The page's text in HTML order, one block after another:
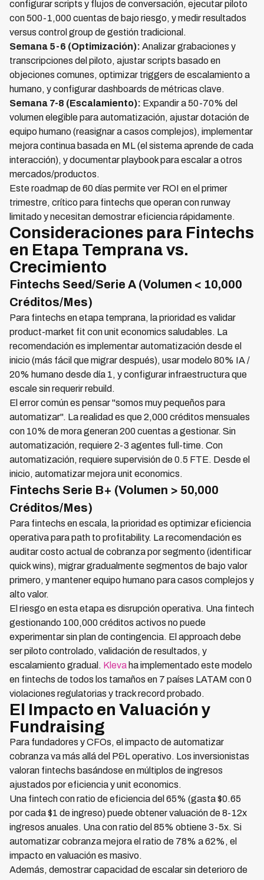
configurar scripts y flujos de conversación, ejecutar piloto
con 500-1,000 cuentas de bajo riesgo, y medir resultados
versus control group de gestión tradicional.
Semana 5-6 (Optimización): Analizar grabaciones y
transcripciones del piloto, ajustar scripts basado en
objeciones comunes, optimizar triggers de escalamiento a
humano, y configurar dashboards de métricas clave.
Semana 7-8 (Escalamiento): Expandir a 50-70% del
volumen elegible para automatización, ajustar dotación de
equipo humano (reasignar a casos complejos), implementar
mejora continua basada en ML (el sistema aprende de cada
interacción), y documentar playbook para escalar a otros
mercados/productos.
Este roadmap de 60 días permite ver ROI en el primer
trimestre, crítico para fintechs que operan con runway
limitado y necesitan demostrar eficiencia rápidamente.
Consideraciones para Fintechs
en Etapa Temprana vs.
Crecimiento
Fintechs Seed/Serie A (Volumen < 10,000
Créditos/Mes)
Para fintechs en etapa temprana, la prioridad es validar
product-market fit con unit economics saludables. La
recomendación es implementar automatización desde el
inicio (más fácil que migrar después), usar modelo 80% IA /
20% humano desde día 1, y configurar infraestructura que
escale sin requerir rebuild.
El error común es pensar "somos muy pequeños para
automatizar". La realidad es que 2,000 créditos mensuales
con 10% de mora generan 200 cuentas a gestionar. Sin
automatización, requiere 2-3 agentes full-time. Con
automatización, requiere supervisión de 0.5 FTE. Desde el
inicio, automatizar mejora unit economics.
Fintechs Serie B+ (Volumen > 50,000
Créditos/Mes)
Para fintechs en escala, la prioridad es optimizar eficiencia
operativa para path to profitability. La recomendación es
auditar costo actual de cobranza por segmento (identificar
quick wins), migrar gradualmente segmentos de bajo valor
primero, y mantener equipo humano para casos complejos y
alto valor.
El riesgo en esta etapa es disrupción operativa. Una fintech
gestionando 100,000 créditos activos no puede
experimentar sin plan de contingencia. El approach debe
ser piloto controlado, validación de resultados, y
escalamiento gradual. Kleva ha implementado este modelo
en fintechs de todos los tamaños en 7 países LATAM con 0
violaciones regulatorias y track record probado.
El Impacto en Valuación y
Fundraising
Para fundadores y CFOs, el impacto de automatizar
cobranza va más allá del P&L operativo. Los inversionistas
valoran fintechs basándose en múltiplos de ingresos
ajustados por eficiencia y unit economics.
Una fintech con ratio de eficiencia del 65% (gasta $0.65
por cada $1 de ingreso) puede obtener valuación de 8-12x
ingresos anuales. Una con ratio del 85% obtiene 3-5x. Si
automatizar cobranza mejora el ratio de 78% a 62%, el
impacto en valuación es masivo.
Además, demostrar capacidad de escalar sin deterioro de